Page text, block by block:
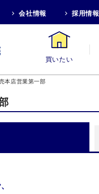
会社情報 採用情報
買いたい
本店営業第一部